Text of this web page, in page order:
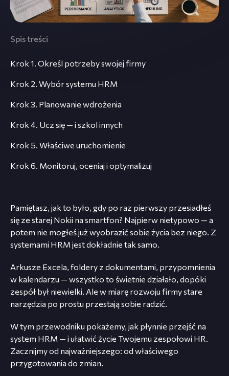
Spis treści
Krok 1. Określ potrzeby swojej firmy
Krok 2. Wybór systemu HRM
Krok 3. Planowanie wdrożenia
Krok 4. Ucz się — i szkol innych
Krok 5. Właściwe uruchomienie
Krok 6. Monitoruj, oceniaj i optymalizuj
Pamiętasz, jak to było, gdy po raz pierwszy przesiadłeś
się ze starej Nokii na smartfon? Najpierw nietypowo — a
potem nie mogłeś już wyobrazić sobie życia bez niego. Z
systemami HRM jest dokładnie tak samo.
Arkusze Excela, foldery z dokumentami, przypomnienia
w kalendarzu — wszystko to świetnie działało, dopóki
zespół był niewielki. Ale w miarę rozwoju firmy stare
narzędzia po prostu przestają sobie radzić.
W tym przewodniku pokażemy, jak płynnie przejść na
system HRM — i ułatwić życie Twojemu zespołowi HR.
Zacznijmy od najważniejszego: od właściwego
przygotowania do zmian.